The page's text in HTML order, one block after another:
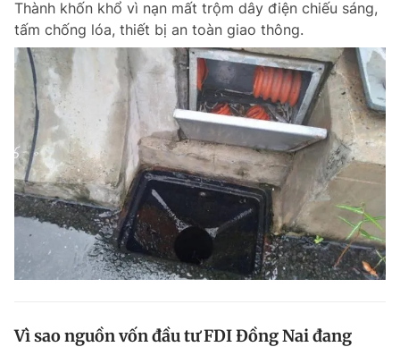
Thành khốn khổ vì nạn mất trộm dây điện chiếu sáng,
tấm chống lóa, thiết bị an toàn giao thông.
Vì sao nguồn vốn đầu tư FDI Đồng Nai đang